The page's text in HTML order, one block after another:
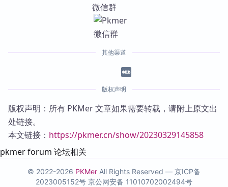
微信群
其他渠道
版权声明
版权声明：所有 PKMer 文章如果需要转载，请附上原文出
处链接。
本文链接： https://pkmer.cn/show/20230329145858
pkmer forum 论坛相关
© 2022-2026 PKMer All Rights Reserved — 京ICP备
2023005152号 京公网安备 11010702002494号